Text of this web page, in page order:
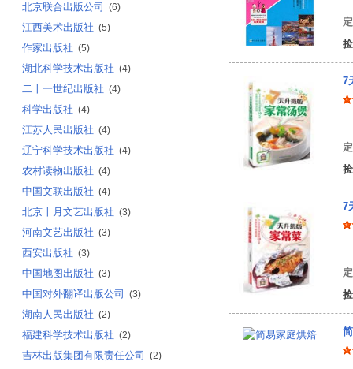
北京联合出版公司 (6)
江西美术出版社 (5)
作家出版社 (5)
湖北科学技术出版社 (4)
二十一世纪出版社 (4)
科学出版社 (4)
江苏人民出版社 (4)
辽宁科学技术出版社 (4)
农村读物出版社 (4)
中国文联出版社 (4)
北京十月文艺出版社 (3)
河南文艺出版社 (3)
西安出版社 (3)
中国地图出版社 (3)
中国对外翻译出版公司 (3)
湖南人民出版社 (2)
福建科学技术出版社 (2)
吉林出版集团有限责任公司 (2)
7
7